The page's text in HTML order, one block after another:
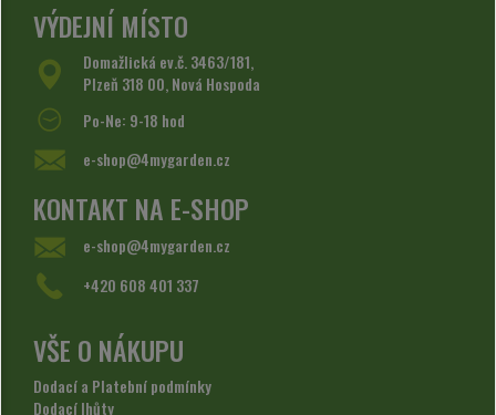
VÝDEJNÍ MÍSTO
Domažlická ev.č. 3463/181,
Plzeň 318 00, Nová Hospoda
Po-Ne: 9-18 hod
e-shop@4mygarden.cz
KONTAKT NA E-SHOP
e-shop@4mygarden.cz
+420 608 401 337
VŠE O NÁKUPU
Dodací a Platební podmínky
Dodací lhůty